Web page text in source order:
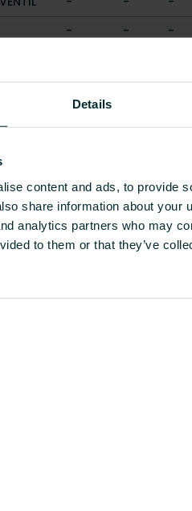
Details
content and ads, to provide
share information about your
analytics partners who may
to them or that they’ve
- - -
hjelpe deg?
arkitekt, grossist
så vil vi med
din.